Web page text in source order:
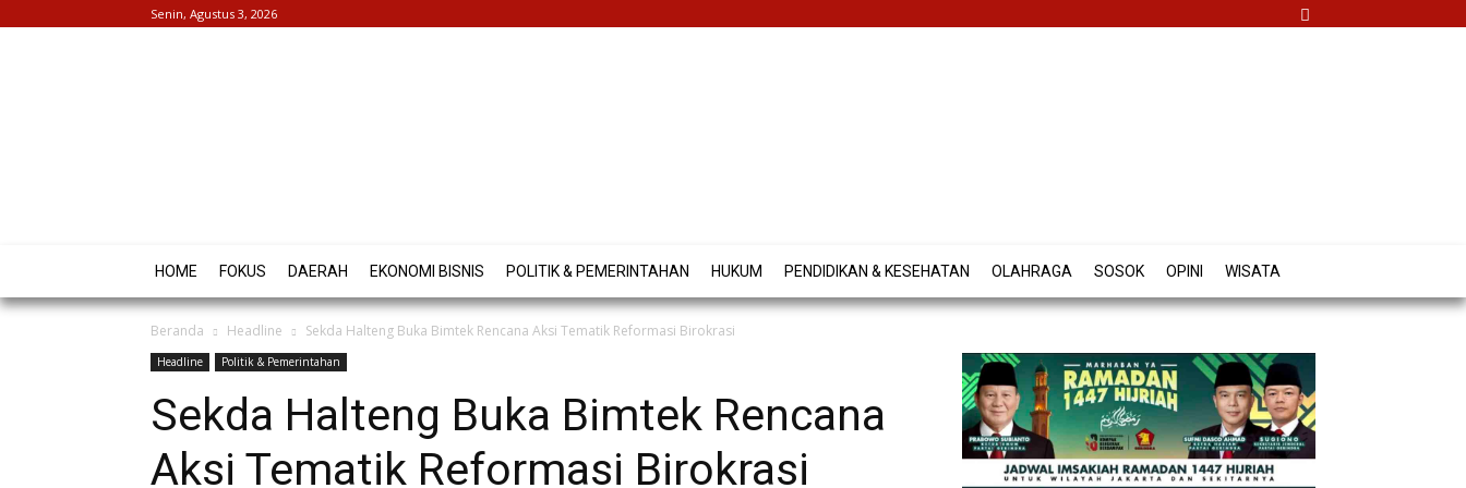
Senin, Agustus 3, 2026
HOME FOKUS DAERAH EKONOMI BISNIS POLITIK & PEMERINTAHAN HUKUM PENDIDIKAN & KESEHATAN OLAHRAGA SOSOK OPINI WISATA
Beranda Headline Sekda Halteng Buka Bimtek Rencana Aksi Tematik Reformasi Birokrasi
Headline Politik & Pemerintahan
Sekda Halteng Buka Bimtek Rencana
Aksi Tematik Reformasi Birokrasi